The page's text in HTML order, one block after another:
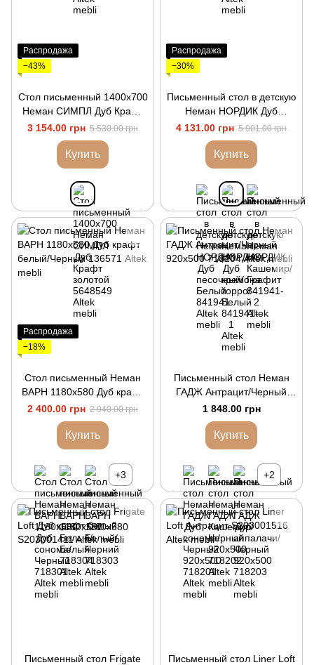
Распродажа
−43%
Стол письменный 1400х700
Неман СИМПЛ Дуб Крафт
золотой
3 154.00 грн 5 530.00 грн
Купить
Распродажа
−30%
Письменный стол в детскую
Неман НОРДИК Дуб
кремона торро/Белый
4 131.00 грн 5 901.00 грн
Купить
Распродажа
−18%
Стол письменный Неман
ВАРН 1180х580 Дуб крафт
белый/Черный
2 400.00 грн 2 940.00 грн
Купить
+3
Письменный стол Неман
ГАДЖ Антрацит/Черный
920х500
1 848.00 грн
Купить
+2
Письменный стол Frigate
Письменный стол Liner Loft